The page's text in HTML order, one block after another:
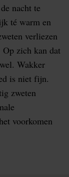
nacht te
té warm en
verliezen
zich kan dat
Wakker
is niet fijn.
zweten
voorkomen